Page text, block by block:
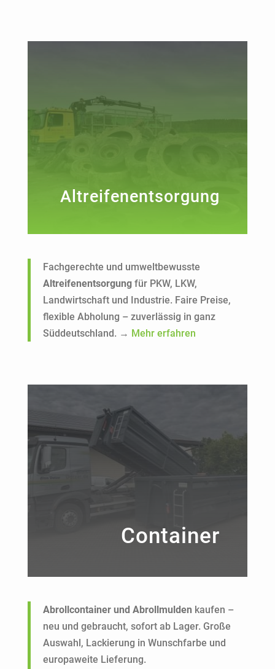
Altreifenentsorgung
Fachgerechte und umweltbewusste
Altreifenentsorgungfür PKW, LKW,
Landwirtschaft und Industrie. Faire Preise,
flexible Abholung – zuverlässig in ganz
Süddeutschland. → Mehr erfahren
Container
Abrollcontainer und Abrollmulden kaufen –
neu und gebraucht, sofort ab Lager. Große
Auswahl, Lackierung in Wunschfarbe und
europaweite Lieferung.